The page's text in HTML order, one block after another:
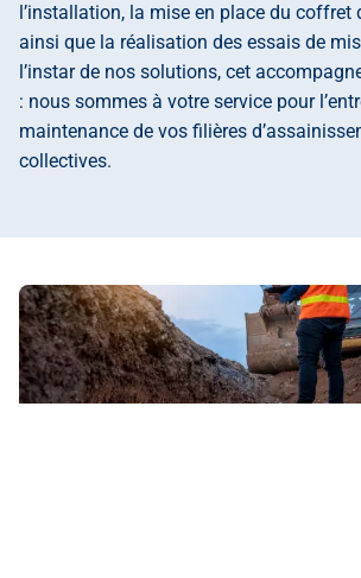
l’installation, la mise en place du coffret
ainsi que la réalisation des essais de
l’instar de nos solutions, cet
: nous sommes à votre service pour
maintenance de vos filières
collectives.